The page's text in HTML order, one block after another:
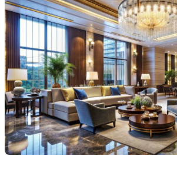
Shark
Analyseur professionnel